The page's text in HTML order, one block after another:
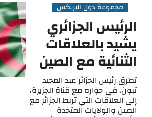
مجموعة دول البريكس
الرئيس الجزائري
يشيد بالعلاقات
الثنائية مع الصين
تطرق رئيس الجزائر عبد المجيد
تبون، في حواره مع قناة الجزيرة،
إلى العلاقات التي تربط الجزائر مع
الصين والولايات المتحدة